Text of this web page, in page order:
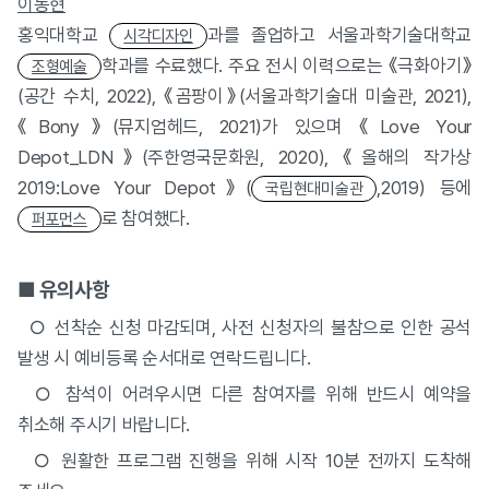
이동현
홍익대학교
시각디자인 과를 졸업하고 서울과학기술대학교
조형예술
학과를 수료했다. 주요 전시 이력으로는 《극화아기》
(공간 수치, 2022), 《곰팡이》(서울과학기술대 미술관, 2021),
《Bony》(뮤지엄헤드, 2021)가 있으며 《Love Your
Depot_LDN》(주한영국문화원, 2020), 《올해의 작가상
2019:Love Your Depot》(
국립현대미술관 ,2019) 등에
퍼포먼스 로 참여했다.
■ 유의사항
○ 선착순 신청 마감되며, 사전 신청자의 불참으로 인한 공석
발생 시 예비등록 순서대로 연락드립니다.
○
참석이 어려우시면 다른 참여자를 위해 반드시 예약을
취소해 주시기 바랍니다.
○ 원활한 프로그램 진행을 위해 시작 10분 전까지 도착해